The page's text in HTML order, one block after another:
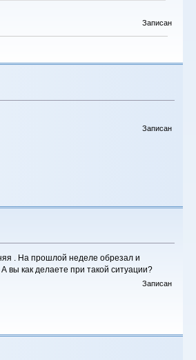
Записан
Записан
. На прошлой неделе обрезал и
вы как делаете при такой ситуации?
Записан